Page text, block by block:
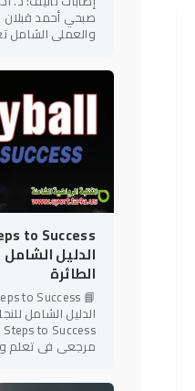
صبحي أحمد قبلان
والعملي الشامل
شعبية وإثارة
الدليل
الطائرة
الدليل الشامل
مرجعي في تعلم
Success المعروفة بأسلوبها